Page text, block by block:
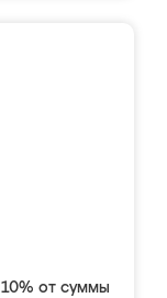
10% от суммы